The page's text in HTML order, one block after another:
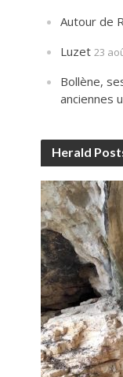
Autour de
Luzet 23
Bollène,
anciennes
Herald